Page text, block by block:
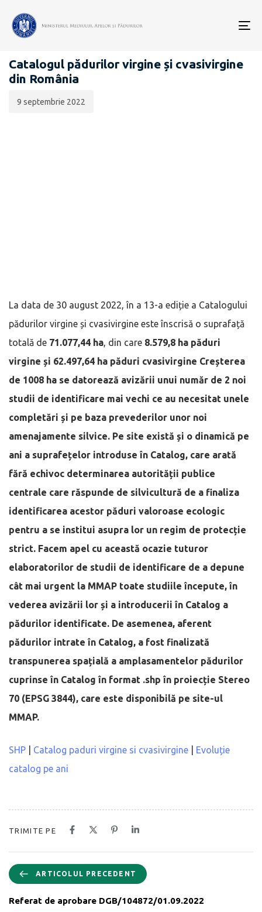
PĂDURI VIRGINE
Catalogul pădurilor virgine și cvasivirgine
din România
publicării:
9 septembrie 2022
La data de 30 august 2022, în a 13-a ediție a Catalogului
pădurilor virgine și cvasivirgine este înscrisă o suprafață
totală de 71.077,44 ha, din care 8.579,8 ha păduri
virgine și 62.497,64 ha păduri cvasivirgine Creșterea
de 1008 ha se datorează avizării unui număr de 2 noi
studii de identificare mai vechi ce au necesitat unele
completări și pe baza prevederilor unor noi
amenajamente silvice. Pe site există și o dinamică pe
ani a suprafețelor introduse în Catalog, care arată
fără echivoc determinarea autorității publice
centrale care răspunde de silvicultură de a finaliza
identificarea acestor păduri valoroase ecologic
pentru a se institui asupra lor un regim de protecție
strict. Facem apel cu această ocazie tuturor
elaboratorilor de studii de identificare de a depune
cât mai urgent la MMAP toate studiile începute, în
vederea avizării lor și a introducerii în Catalog a
pădurilor identificate. De asemenea, aferent
pădurilor intrate în Catalog, a fost finalizată
transpunerea spațială a amplasamentelor pădurilor
cuprinse în Catalog în format .shp în proiecție Stereo
70 (EPSG 3844), care este disponibilă pe site-ul
MMAP.
SHP Catalog paduri virgine si cvasivirgine
Evoluție
catalog pe ani
TRIMITE PE
ARTICOLUL PRECEDENT
Referat de aprobare DGB/104872/01.09.2022